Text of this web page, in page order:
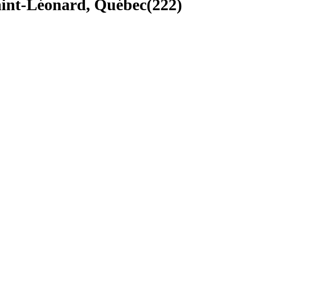
Léonard, Québec(222)